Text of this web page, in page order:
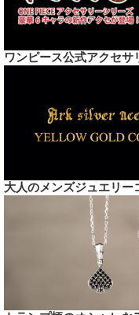
ワンピース公式アクセサ
大人のメンズジュエリー